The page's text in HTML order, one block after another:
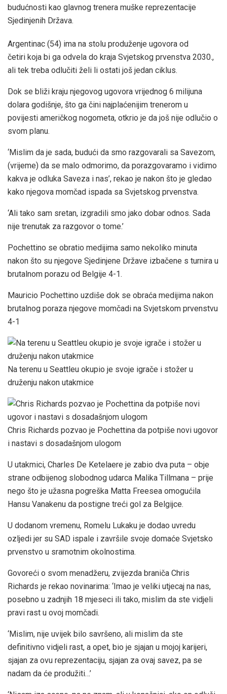
budućnosti kao glavnog trenera muške reprezentacije
Sjedinjenih Država.
Argentinac (54) ima na stolu produženje ugovora od
četiri koja bi ga odvela do kraja Svjetskog prvenstva 2030.,
ali tek treba odlučiti želi li ostati još jedan ciklus.
Dok se bliži kraju njegovog ugovora vrijednog 6 milijuna
dolara godišnje, što ga čini najplaćenijim trenerom u
povijesti američkog nogometa, otkrio je da još nije odlučio o
svom planu.
‘Mislim da je sada, budući da smo razgovarali sa Savezom,
(vrijeme) da se malo odmorimo, da porazgovaramo i vidimo
kakva je odluka Saveza i nas’, rekao je nakon što je gledao
kako njegova momčad ispada sa Svjetskog prvenstva.
‘Ali tako sam sretan, izgradili smo jako dobar odnos. Sada
nije trenutak za razgovor o tome.’
Pochettino se obratio medijima samo nekoliko minuta
nakon što su njegove Sjedinjene Države izbačene s turnira u
brutalnom porazu od Belgije 4-1.
Mauricio Pochettino uzdiše dok se obraća medijima nakon
brutalnog poraza njegove momčadi na Svjetskom prvenstvu
4-1
Na terenu u Seattleu okupio je svoje igrače i stožer u
druženju nakon utakmice
Chris Richards pozvao je Pochettina da potpiše novi ugovor
i nastavi s dosadašnjom ulogom
U utakmici, Charles De Ketelaere je zabio dva puta – obje
strane odbijenog slobodnog udarca Malika Tillmana – prije
nego što je užasna pogreška Matta Freesea omogućila
Hansu Vanakenu da postigne treći gol za Belgijce.
U dodanom vremenu, Romelu Lukaku je dodao uvredu
ozljedi jer su SAD ispale i završile svoje domaće Svjetsko
prvenstvo u sramotnim okolnostima.
Govoreći o svom menadžeru, zvijezda braniča Chris
Richards je rekao novinarima: ‘Imao je veliki utjecaj na nas,
posebno u zadnjih 18 mjeseci ili tako, mislim da ste vidjeli
pravi rast u ovoj momčadi.
‘Mislim, nije uvijek bilo savršeno, ali mislim da ste
definitivno vidjeli rast, a opet, bio je sjajan u mojoj karijeri,
sjajan za ovu reprezentaciju, sjajan za ovaj savez, pa se
nadam da će produžiti…’